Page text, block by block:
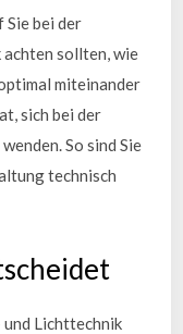
Sie bei der
achten sollten, wie
miteinander
sich bei der
So sind Sie
technisch
und Lichttechnik